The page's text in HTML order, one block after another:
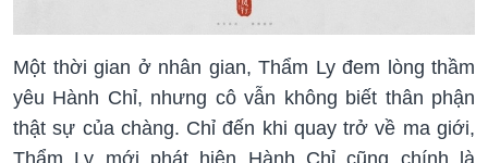
Một thời gian ở nhân gian, Thẩm Ly đem lòng thầm
yêu Hành Chỉ, nhưng cô vẫn không biết thân phận
thật sự của chàng. Chỉ đến khi quay trở về ma giới,